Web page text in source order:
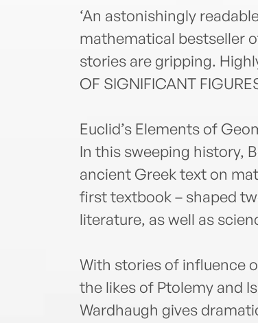
‘An astonishingly
mathematical bestseller
stories are gripping.
OF SIGNIFICANT
Euclid’s Elements of
In this sweeping history,
ancient Greek text on
first textbook – shaped
literature, as well as
With stories of influence
the likes of Ptolemy and
Wardhaugh gives